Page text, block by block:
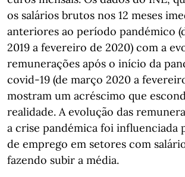
os salários brutos nos 12 meses
anteriores ao período pandémico
2019 a fevereiro de 2020) com a
remunerações após o início da
covid-19 (de março 2020 a
mostram um acréscimo que
realidade. A evolução das
a crise pandémica foi influenciada
de emprego em setores com
fazendo subir a média.